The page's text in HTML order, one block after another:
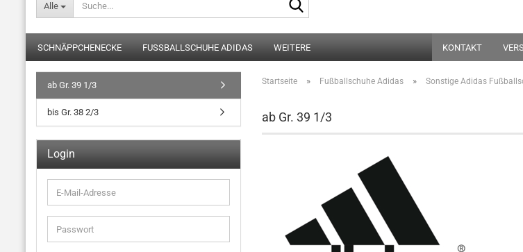
Alle
SCHNÄPPCHENECKE FUSSBALLSCHUHE ADIDAS KONTAKT
WEITERE
Startseite » Fußballschuhe Adidas » Sonstige Adidas
ab Gr. 39 1/3
ab Gr. 39 1/3
bis Gr. 38 2/3
Login
E-
Mail-
Adresse
Passwort